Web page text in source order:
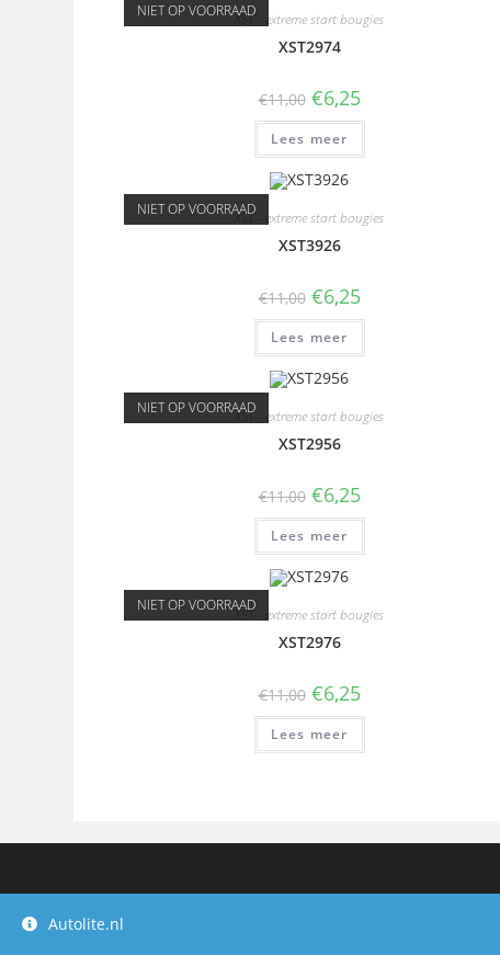
NIET OP VOORRAADXST - extreme start bougies
XST2974
€11,00 €6,25
Lees meer
NIET OP VOORRAADXST - extreme start bougies
XST3926
€11,00 €6,25
Lees meer
NIET OP VOORRAADXST - extreme start bougies
XST2956
€11,00 €6,25
Lees meer
NIET OP VOORRAADXST - extreme start bougies
XST2976
€11,00 €6,25
Lees meer
Autolite.nl